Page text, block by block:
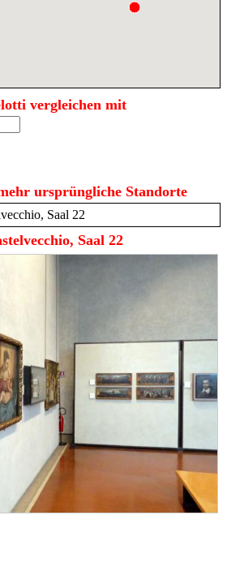
vergleichen mit
ursprüngliche Standorte
Saal 22
Saal 22